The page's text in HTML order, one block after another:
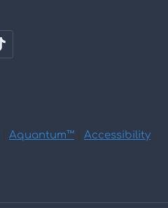
Aquantum™
Accessibility